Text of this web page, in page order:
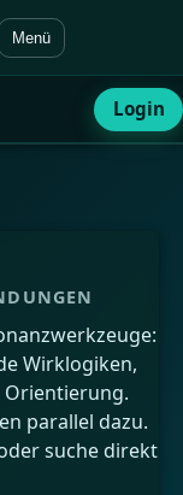
Menü
Login
Wirklogiken,
parallel dazu.
suche direkt